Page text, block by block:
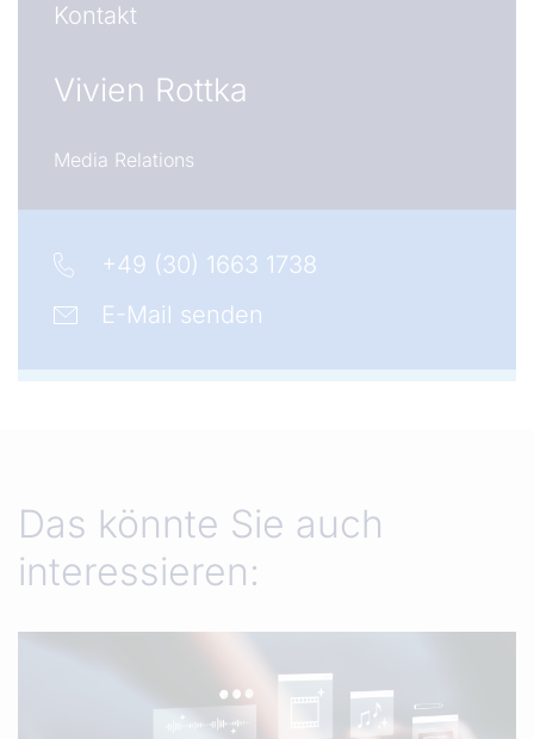
Kontakt
Vivien Rottka
Media Relations
+49 (30) 1663 1738
E-Mail senden
Das könnte Sie auch
interessieren: